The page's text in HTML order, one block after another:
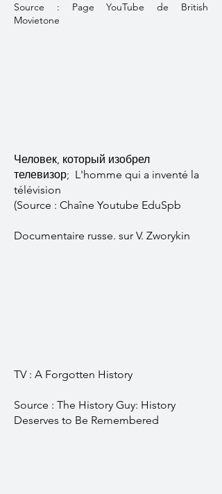
Source : Page YouTube de British
Movietone
Человек, который изобрел
телевизор; L'homme qui a inventé la
télévision
(Source : Chaîne Youtube EduSpb
Documentaire russe. sur V. Zworykin
TV : A Forgotten History
Source : The History Guy: History
Deserves to Be Remembered